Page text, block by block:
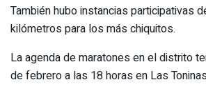
También hubo instancias participativas
kilómetros para los más chiquitos.
La agenda de maratones en el distrito
de febrero a las 18 horas en Las